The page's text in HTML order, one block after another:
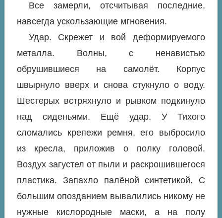
Все замерли, отсчитывая последние,
навсегда ускользающие мгновения.
Удар. Скрежет и вой деформируемого
металла. Волны, с ненавистью
обрушившиеся на самолёт. Корпус
швырнуло вверх и снова стукнуло о воду.
Шестерых встряхнуло и рывком подкинуло
над сиденьями. Ещё удар. У Тихого
сломались крепежи ремня, его выбросило
из кресла, приложив о полку головой.
Воздух загустел от пыли и раскрошившегося
пластика. Запахло палёной синтетикой. С
большим опозданием вывалились никому не
нужные кислородные маски, а на полу